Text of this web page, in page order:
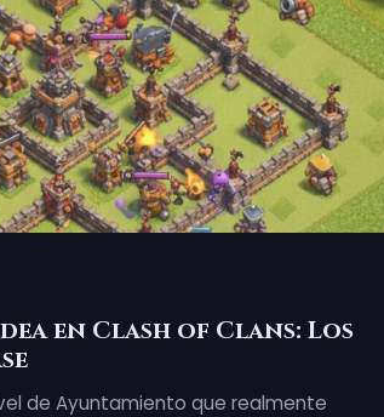
en Clash of Clans: Los
de Ayuntamiento que realmente